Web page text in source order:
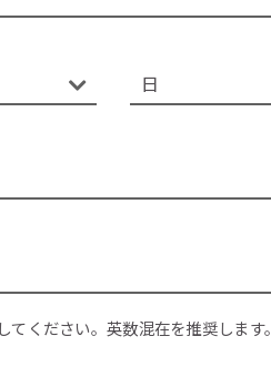
ください。英数混在を推奨します。